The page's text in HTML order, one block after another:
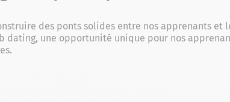
des ponts solides entre nos apprenants et
dating, une opportunité unique pour nos